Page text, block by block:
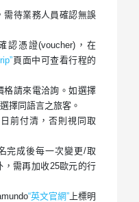
待業務人員確認無誤
憑證(voucher)，在
頁面中可查看行程的
請來電洽詢。如選擇
擇同語言之旅客。
前付清，否則視同取
完成後每一次變更/取
需再加收25歐元的行
“英文官網” 上標明